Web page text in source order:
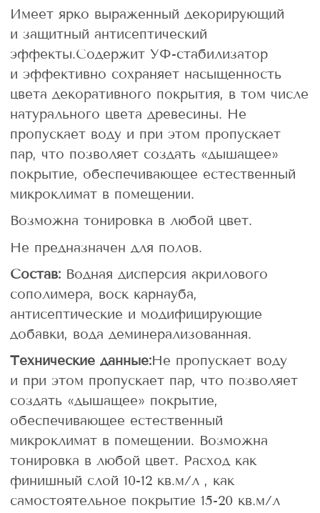
Имеет ярко выраженный декорирующий
и защитный антисептический
эффекты.Содержит УФ-стабилизатор
и эффективно сохраняет насыщенность
цвета декоративного покрытия, в том числе
натурального цвета древесины. Не
пропускает воду и при этом пропускает
пар, что позволяет создать «дышащее»
покрытие, обеспечивающее естественный
микроклимат в помещении.
Возможна тонировка в любой цвет.
Не предназначен для полов.
Состав: Водная дисперсия акрилового
сополимера, воск карнауба,
антисептические и модифицирующие
добавки, вода деминерализованная.
Технические данные:Не пропускает воду
и при этом пропускает пар, что позволяет
создать «дышащее» покрытие,
обеспечивающее естественный
микроклимат в помещении. Возможна
тонировка в любой цвет. Расход как
финишный слой 10-12 кв.м/л , как
самостоятельное покрытие 15-20 кв.м/л